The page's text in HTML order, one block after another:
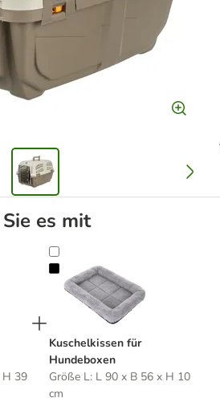
es mit
H 39
Kuschelkissen für Hundeboxen
Kuschelkissen für
Hundeboxen
Größe L: L 90 x B 56 x H 10
cm